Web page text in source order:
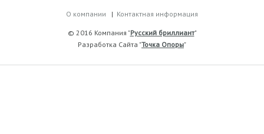
О компании Контактная информация
© 2016 Компания "Русский бриллиант"
Разработка Сайта "Точка Опоры"